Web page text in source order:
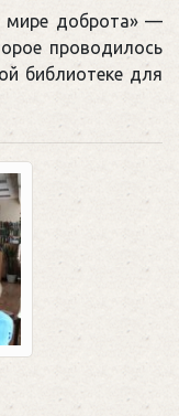
мире доброта» —
проводилось
библиотеке для